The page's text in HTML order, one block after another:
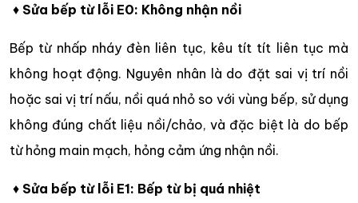
♦ Sửa bếp từ lỗi E0: Không nhận nồi
Bếp từ nhấp nháy đèn liên tục, kêu tít tít liên tục mà
không hoạt động. Nguyên nhân là do đặt sai vị trí nồi
hoặc sai vị trí nấu, nồi quá nhỏ so với vùng bếp, sử dụng
không đúng chất liệu nồi/chảo, và đặc biệt là do bếp
từ hỏng main mạch, hỏng cảm ứng nhận nồi.
♦ Sửa bếp từ lỗi E1: Bếp từ bị quá nhiệt